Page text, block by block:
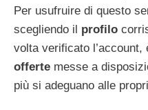
Per usufruire di questo
scegliendo il profilo
volta verificato
offerte messe a
più si adeguano alle